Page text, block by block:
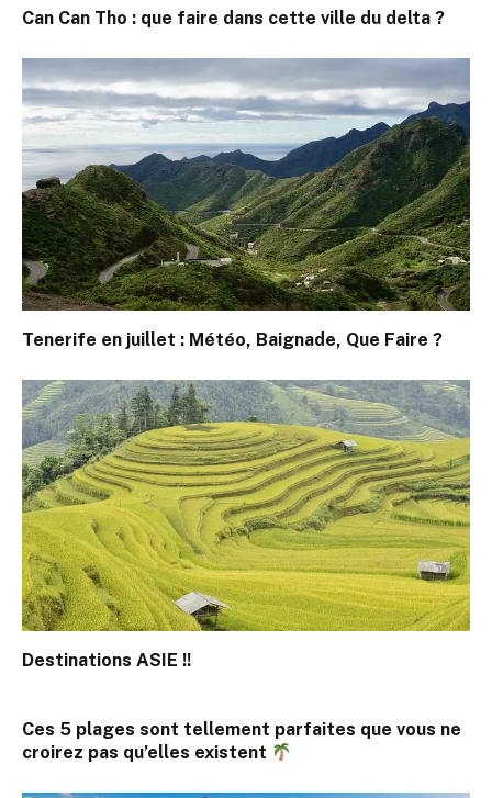
Can Can Tho : que faire dans cette ville du delta ?
Tenerife en juillet : Météo, Baignade, Que Faire ?
Destinations ASIE !!
Ces 5 plages sont tellement parfaites que vous ne
croirez pas qu’elles existent